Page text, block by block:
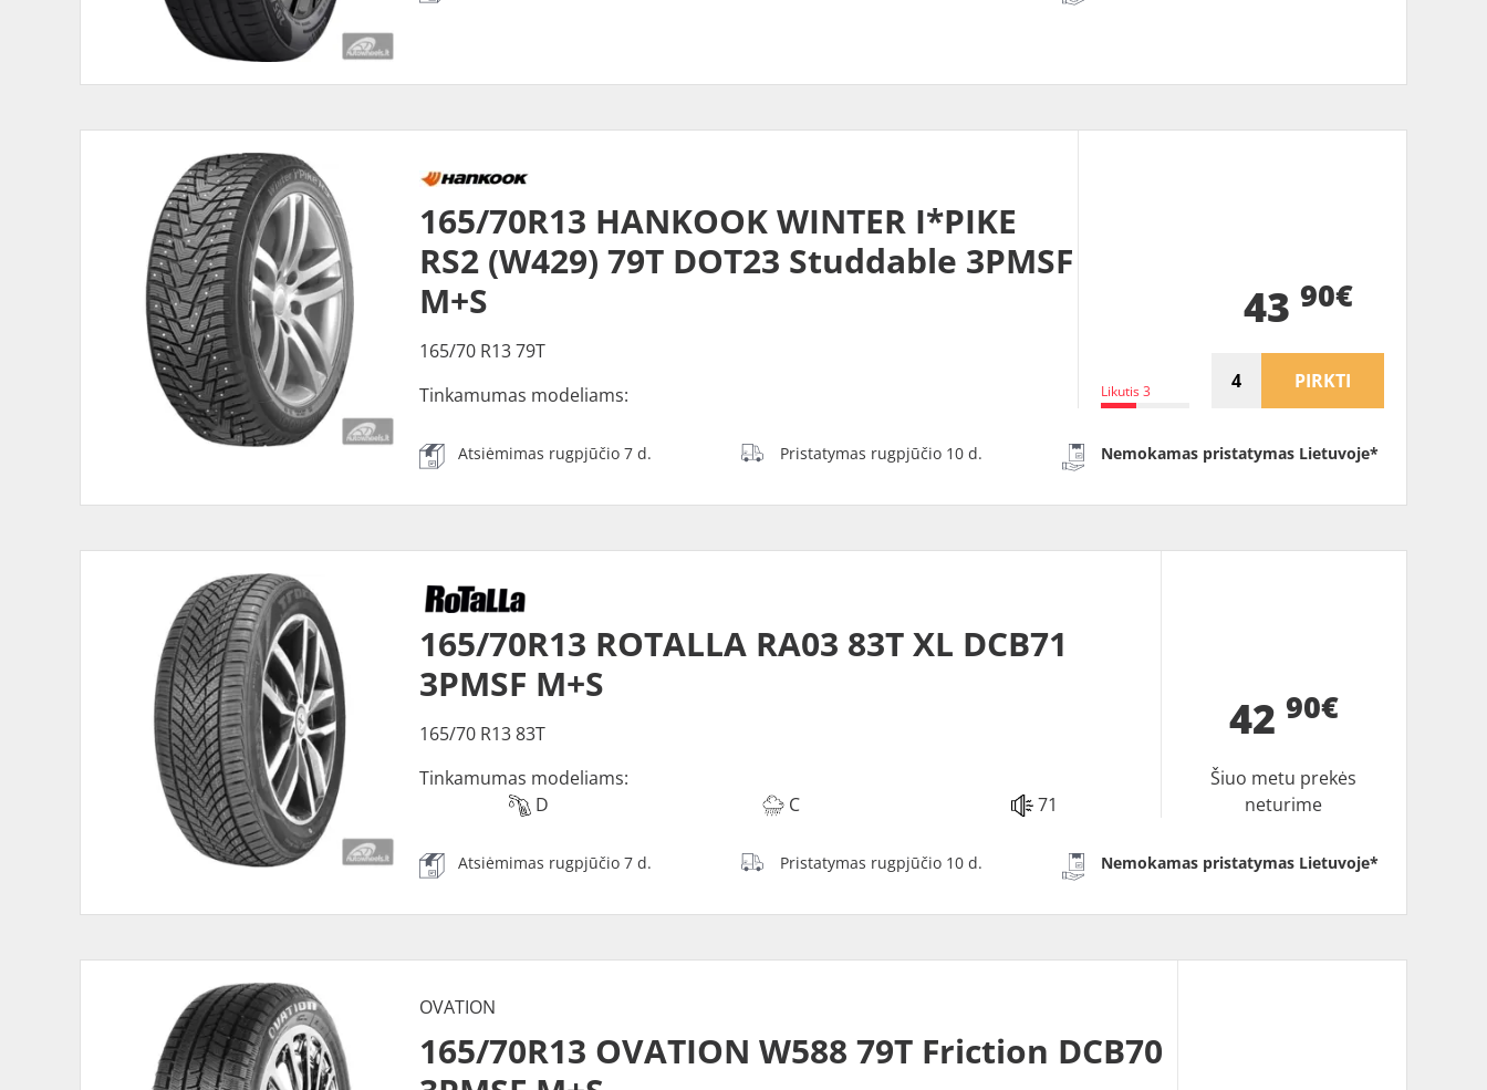
165/70R13 HANKOOK WINTER I*PIKE
RS2 (W429) 79T DOT23 Studdable 3PMSF
M+S
165/70 R13 79T
Tinkamumas modeliams:
Likutis 3
43 90€
PIRKTI
Atsiėmimas rugpjūčio 7 d. Pristatymas rugpjūčio 10 d. Nemokamas pristatymas Lietuvoje*
165/70R13 ROTALLA RA03 83T XL DCB71
3PMSF M+S
165/70 R13 83T
Tinkamumas modeliams:
D
C 71
42 90€
Šiuo metu prekės
neturime
Atsiėmimas rugpjūčio 7 d. Pristatymas rugpjūčio 10 d. Nemokamas pristatymas Lietuvoje*
OVATION
165/70R13 OVATION W588 79T Friction DCB70